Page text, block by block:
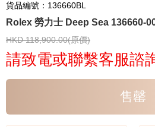
貨品編號：136660BL
Rolex 勞力士 Deep Sea 136660-
HKD 118,900.00(原價)
請致電或聯繫客服諮
售罄